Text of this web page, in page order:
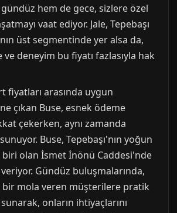
hem de gece, sizlere özel
vaat ediyor. Jale, Tepebaşı
üst segmentinde yer alsa da,
deneyim bu fiyatı fazlasıyla hak
fiyatları arasında uygun
çıkan Buse, esnek ödeme
çekerken, aynı zamanda
Buse, Tepebaşı'nın yoğun
olan İsmet İnönü Caddesi'nde
veriyor. Gündüz buluşmalarında,
bir mola veren müşterilere pratik
onların ihtiyaçlarını